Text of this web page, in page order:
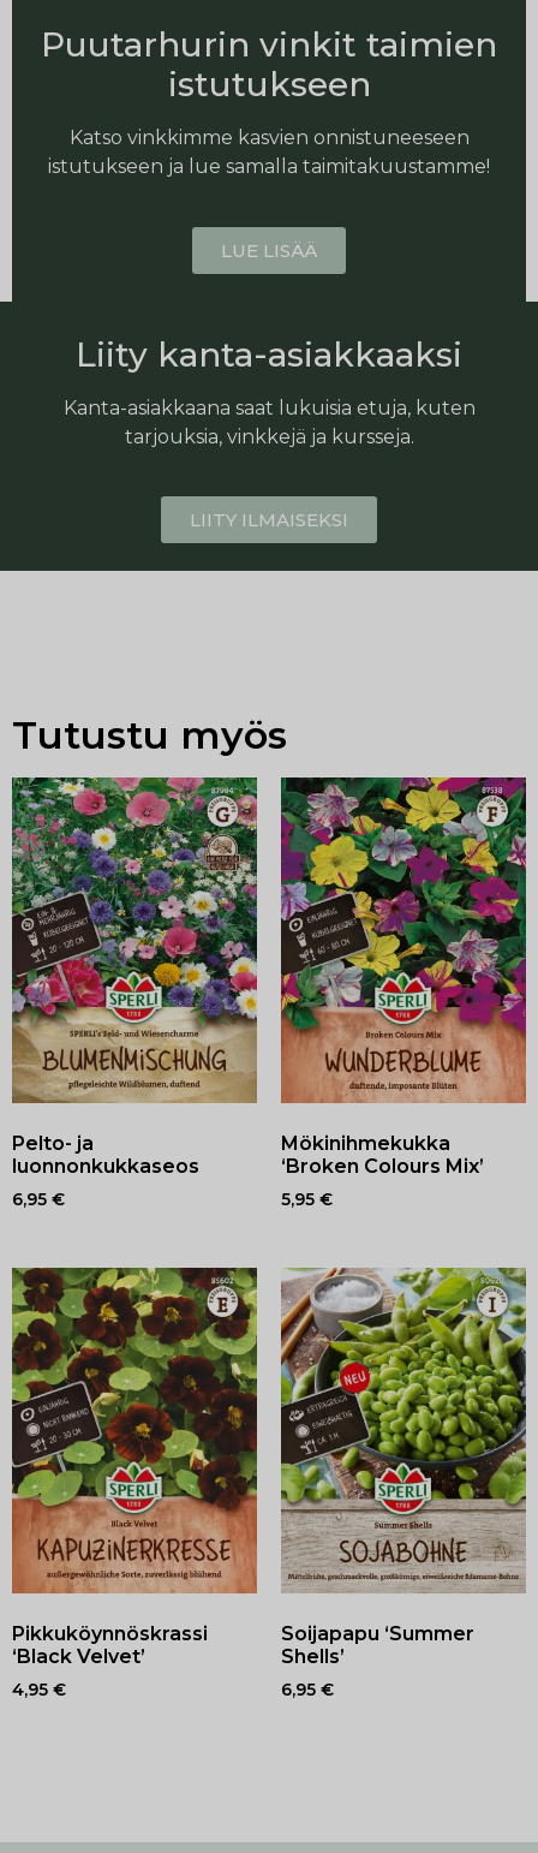
Puutarhurin vinkit taimien
istutukseen
Katso vinkkimme kasvien onnistuneeseen
istutukseen ja lue samalla taimitakuustamme!
LUE LISÄÄ
Liity kanta-asiakkaaksi
Kanta-asiakkaana saat lukuisia etuja, kuten
tarjouksia, vinkkejä ja kursseja.
LIITY ILMAISEKSI
Tutustu myös
Pelto- ja
luonnonkukkaseos
6,95 €
Mökinihmekukka
‘Broken Colours Mix’
5,95 €
Pikkuköynnöskrassi
‘Black Velvet’
4,95 €
Soijapapu ‘Summer
Shells’
6,95 €